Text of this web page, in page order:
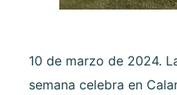
10 de marzo de 2024.
semana celebra en